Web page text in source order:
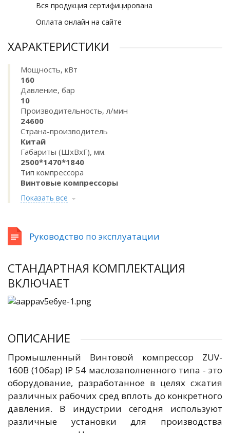
Вся продукция сертифицирована
Оплата онлайн на сайте
ХАРАКТЕРИСТИКИ
Мощность, кВт
160
Давление, бар
10
Производительность, л/мин
24600
Страна-производитель
Китай
Габариты (ШхВхГ), мм.
2500*1470*1840
Тип компрессора
Винтовые компрессоры
Показать все
Руководство по эксплуатации
СТАНДАРТНАЯ КОМПЛЕКТАЦИЯ
ВКЛЮЧАЕТ
ОПИСАНИЕ
Промышленный Винтовой компрессор ZUV-
160B (10бар) IP 54 маслозаполненного типа - это
оборудование, разработанное в целях сжатия
различных рабочих сред вплоть до конкретного
давления. В индустрии сегодня используют
различные установки для производства